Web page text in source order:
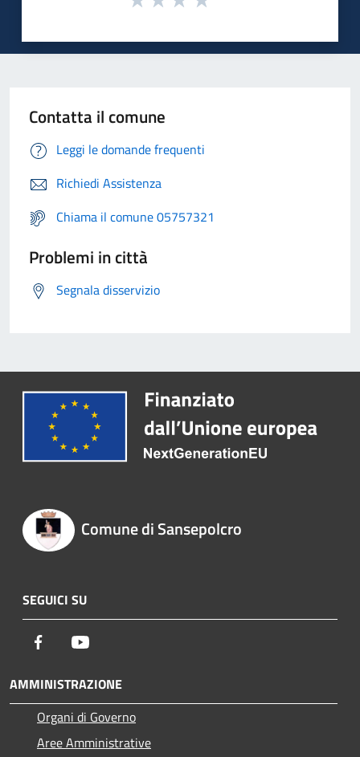
Contatta il comune
Leggi le domande frequenti
Richiedi Assistenza
Chiama il comune 05757321
Problemi in città
Segnala disservizio
Comune di Sansepolcro
SEGUICI SU
Facebook
AMMINISTRAZIONE
Organi di Governo
Aree Amministrative